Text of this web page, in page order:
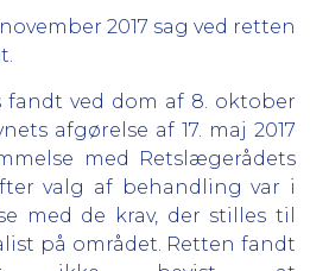
2017 sag ved retten
fandt ved dom af 8. oktober
afgørelse af 17. maj 2017
med Retslægerådets
valg af behandling var i
med de krav, der stilles til
på området. Retten fandt